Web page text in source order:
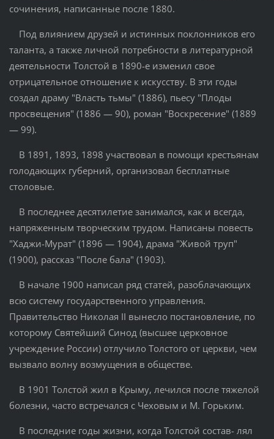
сочинения, написанные после 1880.
Под влиянием друзей и истинных поклонников его
таланта, а также личной потребности в литературной
деятельности Толстой в 1890-е изменил свое
отрицательное отношение к искусству. В эти годы
создал драму "Власть тьмы" (1886), пьесу "Плоды
просвещения" (1886 — 90), роман "Воскресение" (1889
— 99).
В 1891, 1893, 1898 участвовал в помощи крестьянам
голодающих губерний, организовал бесплатные
столовые.
В последнее десятилетие занимался, как и всегда,
напряженным творческим трудом. Написаны повесть
"Хаджи-Мурат" (1896 — 1904), драма "Живой труп"
(1900), рассказ "После бала" (1903).
В начале 1900 написал ряд статей, разоблачающих
всю систему государственного управления.
Правительство Николая II вынесло постановление, по
которому Святейший Синод (высшее церковное
учреждение России) отлучило Толстого от церкви, чем
вызвало волну возмущения в обществе.
В 1901 Толстой жил в Крыму, лечился после тяжелой
болезни, часто встречался с Чеховым и М. Горьким.
В последние годы жизни, когда Толстой состав- лял